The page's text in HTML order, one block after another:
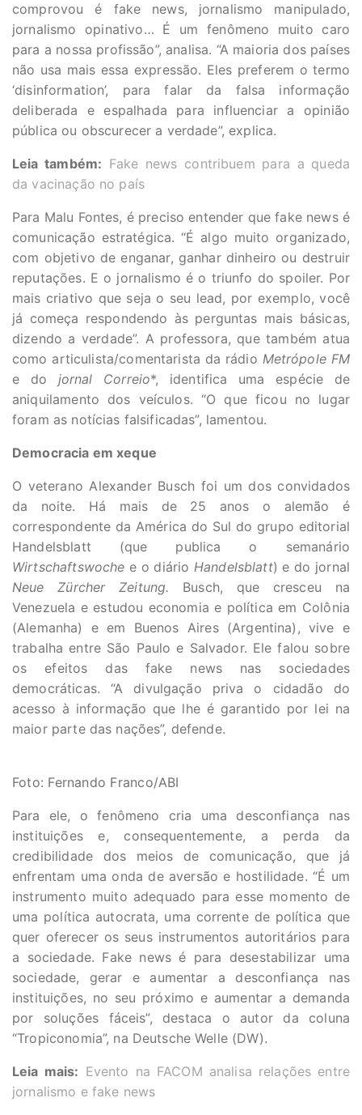
comprovou é fake news, jornalismo manipulado,
jornalismo opinativo… É um fenômeno muito caro
para a nossa profissão”, analisa. “A maioria dos países
não usa mais essa expressão. Eles preferem o termo
‘disinformation’, para falar da falsa informação
deliberada e espalhada para influenciar a opinião
pública ou obscurecer a verdade”, explica.
Leia também: Fake news contribuem para a queda
da vacinação no país
Para Malu Fontes, é preciso entender que fake news é
comunicação estratégica. “É algo muito organizado,
com objetivo de enganar, ganhar dinheiro ou destruir
reputações. E o jornalismo é o triunfo do spoiler. Por
mais criativo que seja o seu lead, por exemplo, você
já começa respondendo às perguntas mais básicas,
dizendo a verdade”. A professora, que também atua
como articulista/comentarista da rádio Metrópole FM
e do jornal Correio*, identifica uma espécie de
aniquilamento dos veículos. “O que ficou no lugar
foram as notícias falsificadas”, lamentou.
Democracia em xeque
O veterano Alexander Busch foi um dos convidados
da noite. Há mais de 25 anos o alemão é
correspondente da América do Sul do grupo editorial
Handelsblatt (que publica o semanário
Wirtschaftswoche e o diário Handelsblatt) e do jornal
Neue Zürcher Zeitung. Busch, que cresceu na
Venezuela e estudou economia e política em Colônia
(Alemanha) e em Buenos Aires (Argentina), vive e
trabalha entre São Paulo e Salvador. Ele falou sobre
os efeitos das fake news nas sociedades
democráticas. “A divulgação priva o cidadão do
acesso à informação que lhe é garantido por lei na
maior parte das nações”, defende.
Foto: Fernando Franco/ABI
Para ele, o fenômeno cria uma desconfiança nas
instituições e, consequentemente, a perda da
credibilidade dos meios de comunicação, que já
enfrentam uma onda de aversão e hostilidade. “É um
instrumento muito adequado para esse momento de
uma política autocrata, uma corrente de política que
quer oferecer os seus instrumentos autoritários para
a sociedade. Fake news é para desestabilizar uma
sociedade, gerar e aumentar a desconfiança nas
instituições, no seu próximo e aumentar a demanda
por soluções fáceis”, destaca o autor da coluna
“Tropiconomia”, na Deutsche Welle (DW).
Leia mais: Evento na FACOM analisa relações entre
jornalismo e fake news